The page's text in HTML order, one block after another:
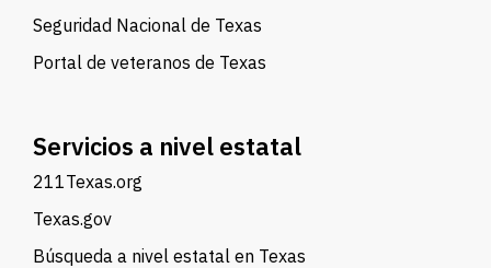
Seguridad Nacional de Texas
Portal de veteranos de Texas
Servicios a nivel estatal
211Texas.org
Texas.gov
Búsqueda a nivel estatal en Texas